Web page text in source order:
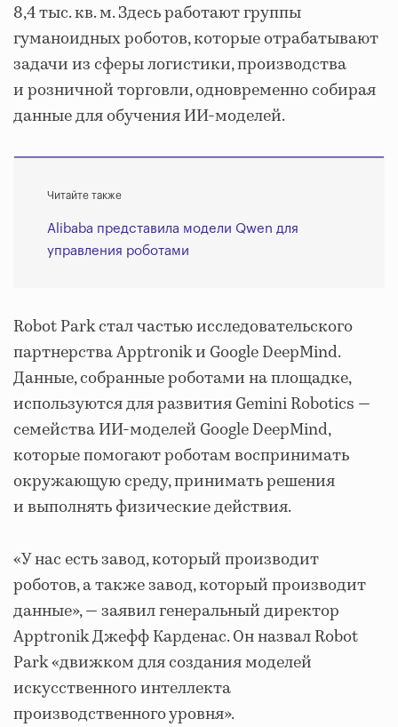
8,4 тыс. кв. м. Здесь работают группы
гуманоидных роботов, которые отрабатывают
задачи из сферы логистики, производства
и розничной торговли, одновременно собирая
данные для обучения ИИ-моделей.
Читайте также
Alibaba представила модели Qwen для
управления роботами
Robot Park стал частью исследовательского
партнерства Apptronik и Google DeepMind.
Данные, собранные роботами на площадке,
используются для развития Gemini Robotics —
семейства ИИ-моделей Google DeepMind,
которые помогают роботам воспринимать
окружающую среду, принимать решения
и выполнять физические действия.
«У нас есть завод, который производит
роботов, а также завод, который производит
данные», — заявил генеральный директор
Apptronik Джефф Карденас. Он назвал Robot
Park «движком для создания моделей
искусственного интеллекта
производственного уровня».